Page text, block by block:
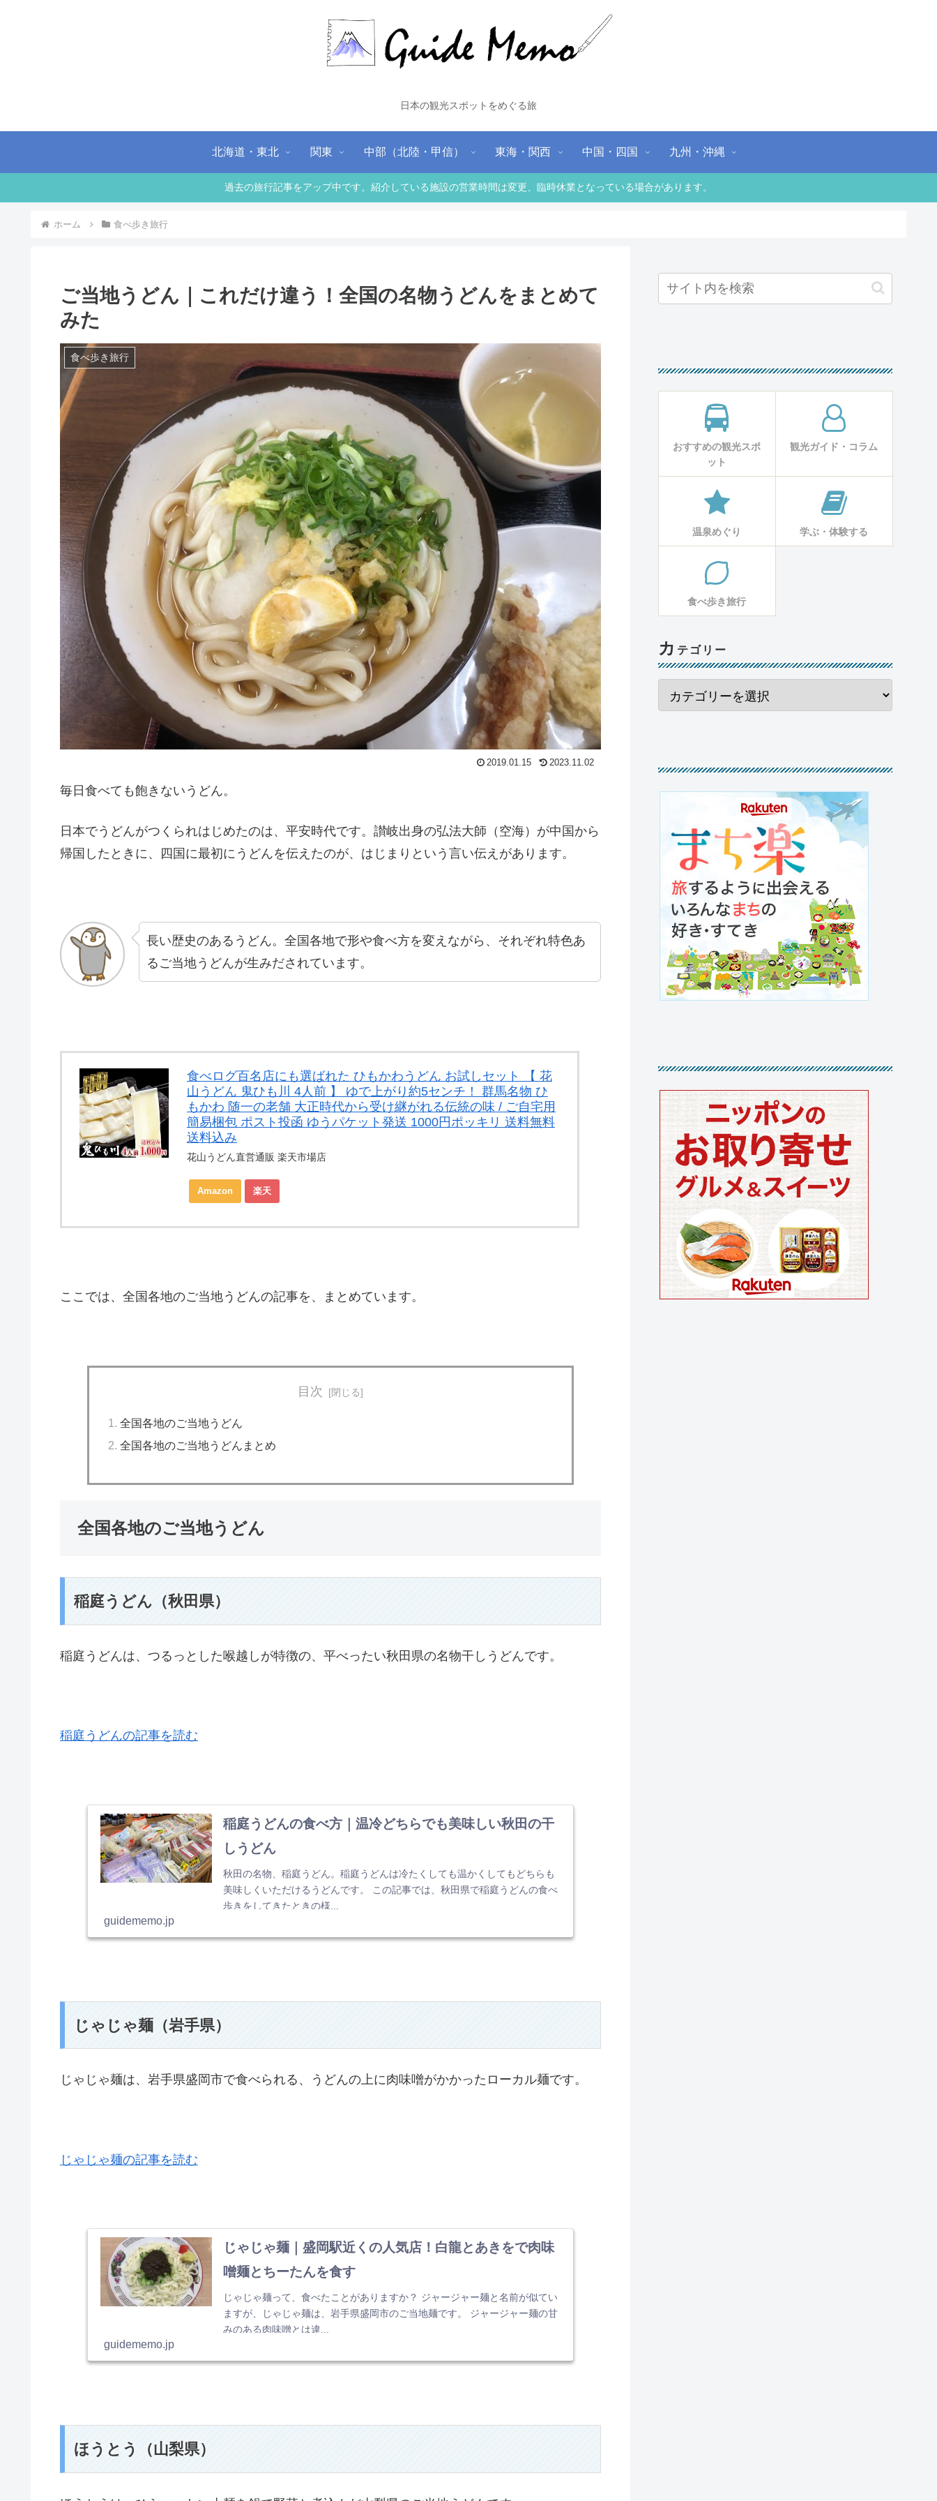
日本の観光スポットをめぐる旅
北海道・東北 関東 中部（北陸・甲信） 東海・関西 中国・四国 九州・沖縄
過去の旅行記事をアップ中です。紹介している施設の営業時間は変更、臨時休業となっている場合があります。
ホーム 食べ歩き旅行
ご当地うどん｜これだけ違う！全国の名物うどんをまとめて
みた
食べ歩き旅行
2019.01.15 2023.11.02
毎日食べても飽きないうどん。
日本でうどんがつくられはじめたのは、平安時代です。讃岐出身の弘法大師（空海）が中国から
帰国したときに、四国に最初にうどんを伝えたのが、はじまりという言い伝えがあります。
長い歴史のあるうどん。全国各地で形や食べ方を変えながら、それぞれ特色あ
るご当地うどんが生みだされています。
食べログ百名店にも選ばれた ひもかわうどん お試しセット 【 花
山うどん 鬼ひも川 4人前 】 ゆで上がり約5センチ！ 群馬名物 ひ
もかわ 随一の老舗 大正時代から受け継がれる伝統の味 / ご自宅用
簡易梱包 ポスト投函 ゆうパケット発送 1000円ポッキリ 送料無料
送料込み
花山うどん直営通販 楽天市場店
Amazon 楽天
ここでは、全国各地のご当地うどんの記事を、まとめています。
目次
全国各地のご当地うどん
全国各地のご当地うどんまとめ
全国各地のご当地うどん
稲庭うどん（秋田県）
稲庭うどんは、つるっとした喉越しが特徴の、平べったい秋田県の名物干しうどんです。
稲庭うどんの記事を読む
稲庭うどんの食べ方｜温冷どちらでも美味しい秋田の干
しうどん
秋田の名物、稲庭うどん。稲庭うどんは冷たくしても温かくしてもどちらも
美味しくいただけるうどんです。 この記事では、秋田県で稲庭うどんの食べ
歩きをしてきたときの様...
guidememo.jp
じゃじゃ麺（岩手県）
じゃじゃ麺は、岩手県盛岡市で食べられる、うどんの上に肉味噌がかかったローカル麺です。
じゃじゃ麺の記事を読む
じゃじゃ麺｜盛岡駅近くの人気店！白龍とあきをで肉味
噌麺とちーたんを食す
じゃじゃ麺って、食べたことがありますか？ ジャージャー麺と名前が似てい
ますが、じゃじゃ麺は、岩手県盛岡市のご当地麺です。 ジャージャー麺の甘
みのある肉味噌とは違...
guidememo.jp
ほうとう（山梨県）
おすすめの観光スポ
ット
観光ガイド・コラム
温泉めぐり 学ぶ・体験する
食べ歩き旅行
カ テゴリー